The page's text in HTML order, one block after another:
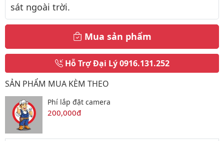
sát ngoài trời.
Mua sản phẩm
Hỗ Trợ Đại Lý0916.131.252
SẢN PHẨM MUA KÈM THEO
Phí lắp đặt camera
200,000đ